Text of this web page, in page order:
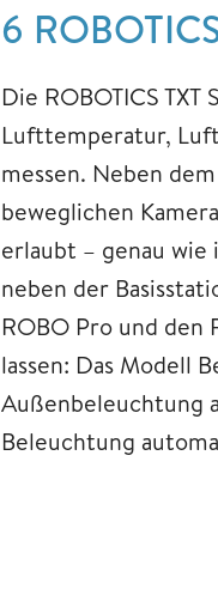
6
Die ROBOTICS
Lufttemperatur,
messen. Neben
beweglichen
erlaubt – genau wie
neben der
ROBO Pro und den
lassen: Das Modell
Außenbeleuchtung
Beleuchtung